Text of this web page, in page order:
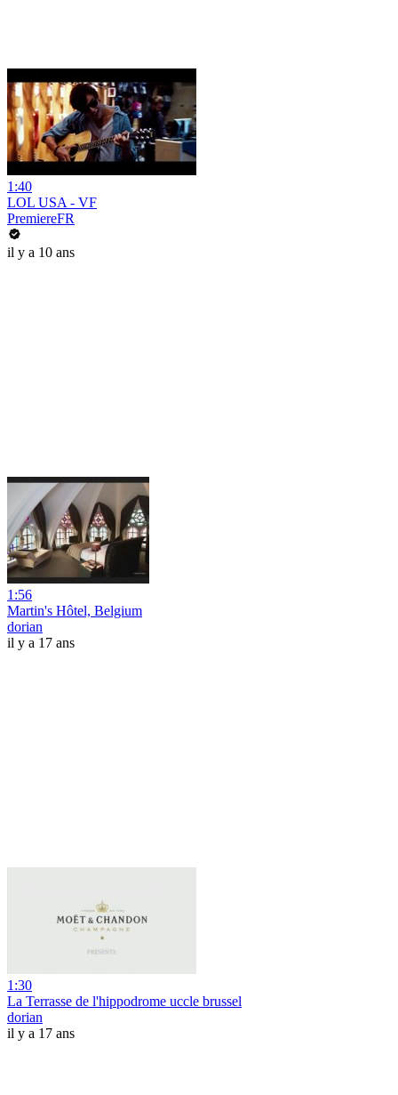
1:40
LOL USA - VF
PremiereFR
il y a 10 ans
1:56
Martin's Hôtel, Belgium
dorian
il y a 17 ans
1:30
La Terrasse de l'hippodrome uccle brussel
dorian
il y a 17 ans